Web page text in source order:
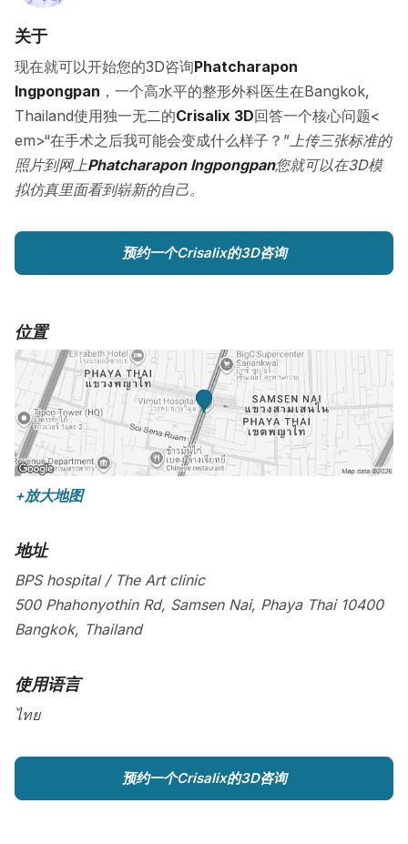
关于
现在就可以开始您的3D咨询Phatcharapon
Ingpongpan ，一个高水平的整形外科医生在Bangkok,
Thailand使用独一无二的Crisalix 3D回答一个核心问题<
em>“在手术之后我可能会变成什么样子？” 上传三张标准的
照片到网上Phatcharapon Ingpongpan您就可以在3D模
拟仿真里面看到崭新的自己。
预约一个Crisalix的3D咨询
位置
+放大地图
地址
BPS hospital / The Art clinic
500 Phahonyothin Rd, Samsen Nai, Phaya Thai 10400
Bangkok, Thailand
使用语言
ไทย
预约一个Crisalix的3D咨询